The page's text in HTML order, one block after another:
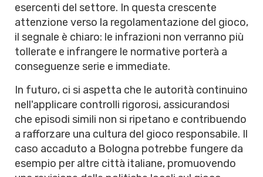
esercenti del settore. In questa crescente
attenzione verso la regolamentazione del gioco,
il segnale è chiaro: le infrazioni non verranno più
tollerate e infrangere le normative porterà a
conseguenze serie e immediate.
In futuro, ci si aspetta che le autorità continuino
nell'applicare controlli rigorosi, assicurandosi
che episodi simili non si ripetano e contribuendo
a rafforzare una cultura del gioco responsabile. Il
caso accaduto a Bologna potrebbe fungere da
esempio per altre città italiane, promuovendo